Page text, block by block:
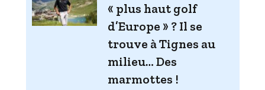
« plus haut golf
d’Europe » ? Il se
trouve à Tignes au
milieu… Des
marmottes !